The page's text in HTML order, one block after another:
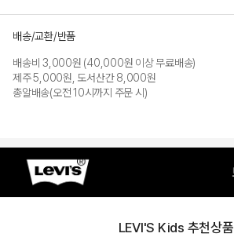
PRODUCT VIEW
배송/교환/반품
배송비 3,000원 (40,000원 이상 무료배송)
제주 5,000원, 도서산간 8,000원
총알배송(오전 10시까지 주문 시)
LEVI'S Kids 추천상품